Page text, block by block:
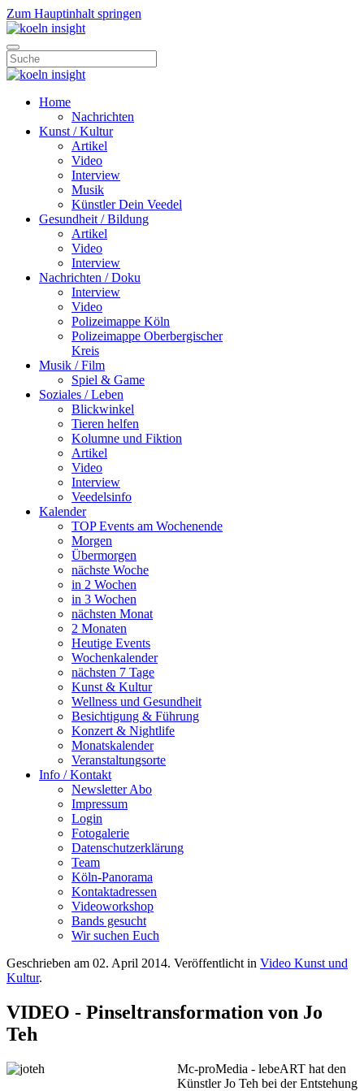
Zum Hauptinhalt springen
Home
Nachrichten
Kunst / Kultur
Artikel
Video
Interview
Musik
Künstler Dein Veedel
Gesundheit / Bildung
Artikel
Video
Interview
Nachrichten / Doku
Interview
Video
Polizeimappe Köln
Polizeimappe Oberbergischer
Kreis
Musik / Film
Spiel & Game
Soziales / Leben
Blickwinkel
Tieren helfen
Kolumne und Fiktion
Artikel
Video
Interview
Veedelsinfo
Kalender
TOP Events am Wochenende
Morgen
Übermorgen
nächste Woche
in 2 Wochen
in 3 Wochen
nächsten Monat
2 Monaten
Heutige Events
Wochenkalender
nächsten 7 Tage
Kunst & Kultur
Wellness und Gesundheit
Besichtigung & Führung
Konzert & Nightlife
Monatskalender
Veranstaltungsorte
Info / Kontakt
Newsletter Abo
Impressum
Login
Fotogalerie
Datenschutzerklärung
Team
Köln-Panorama
Kontaktadressen
Videoworkshop
Bands gesucht
Wir suchen Euch
Geschrieben am 02. April 2014. Veröffentlicht in Video Kunst und
Kultur.
VIDEO - Pinseltransformation von Jo
Teh
Mc-proMedia - lebeART hat den
Künstler Jo Teh bei der Entstehung